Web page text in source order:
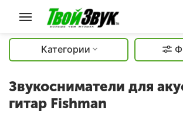
Категории
Звукосниматели для
гитар Fishman